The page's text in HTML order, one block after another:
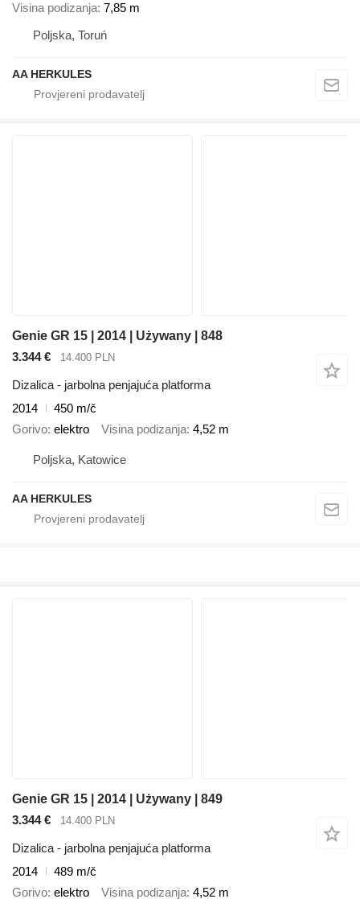
Visina podizanja 7,85 m
Poljska, Toruń
AA HERKULES
Genie GR 15 | 2014 | Używany | 848
3.344 €
14.400 PLN
Dizalica - jarbolna penjajuća platforma
2014
450 m/č
Gorivo elektro Visina podizanja 4,52 m
Poljska, Katowice
AA HERKULES
Genie GR 15 | 2014 | Używany | 849
3.344 €
14.400 PLN
Dizalica - jarbolna penjajuća platforma
2014
489 m/č
Gorivo elektro Visina podizanja 4,52 m